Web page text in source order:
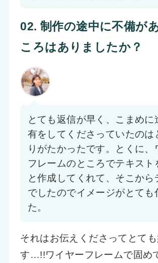
02. 制作の途中に不備が
ころはありましたか？
とても返信が早く、こまめに
有をしてくださっていたのは
りがたかったです。とくに、
フレームのところでテキスト
と作成してくれて、そこから
でしたのでイメージがとても
た。
それはお伝えくださってとて
す…!!ワイヤーフレームで固め